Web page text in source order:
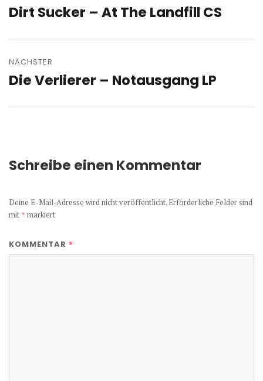
Vorheriger
Dirt Sucker – At The Landfill CS
NÄCHSTER
Nächster
Die Verlierer – Notausgang LP
Schreibe einen Kommentar
Deine E-Mail-Adresse wird nicht veröffentlicht. Erforderliche Felder sind
mit * markiert
KOMMENTAR *